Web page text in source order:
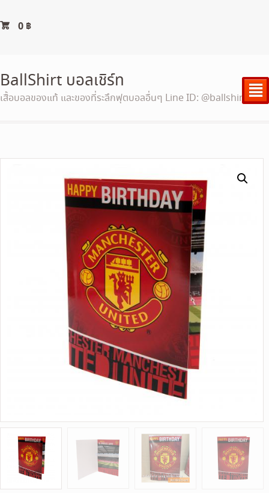
0 ฿
BallShirt บอลเชิร์ท
เสื้อบอลของแท้ และของที่ระลึกฟุตบอลอื่นๆ Line ID: @ballshirt²